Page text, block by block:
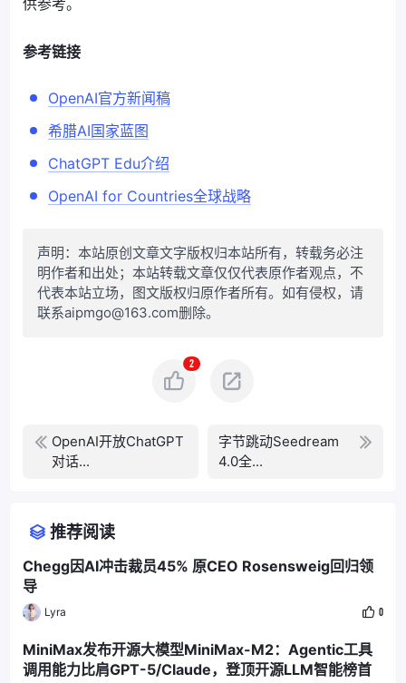
供参考。
参考链接
OpenAI官方新闻稿
希腊AI国家蓝图
ChatGPT Edu介绍
OpenAI for Countries全球战略
声明：本站原创文章文字版权归本站所有，转载务必注
明作者和出处；本站转载文章仅仅代表原作者观点，不
代表本站立场，图文版权归原作者所有。如有侵权，请
联系aipmgo@163.com删除。
2
OpenAI开放ChatGPT
对话...
字节跳动Seedream
4.0全...
推荐阅读
Chegg因AI冲击裁员45% 原CEO Rosensweig回归领
导
Lyra 0
MiniMax发布开源大模型MiniMax-M2：Agentic工具
调用能力比肩GPT-5/Claude，登顶开源LLM智能榜首